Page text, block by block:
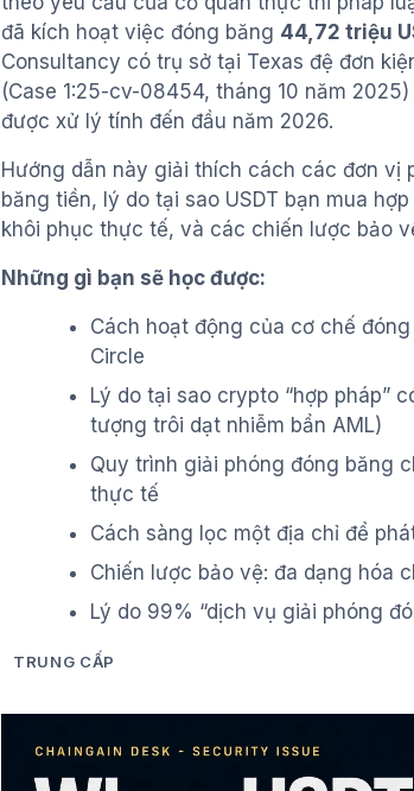
đã kích hoạt việc đóng băng 44,72 triệu
Consultancy có trụ sở tại Texas đệ đơn
(Case 1:25-cv-08454, tháng 10 năm
được xử lý tính đến đầu năm 2026.
Hướng dẫn này giải thích cách các đơn
băng tiền, lý do tại sao USDT bạn mua
khôi phục thực tế, và các chiến lược bảo
Những gì bạn sẽ học được:
Cách hoạt động của cơ chế
Circle
Lý do tại sao crypto “hợp pháp”
tượng trôi dạt nhiễm bẩn AML)
Quy trình giải phóng đóng băng
thực tế
Cách sàng lọc một địa chỉ để
Chiến lược bảo vệ: đa dạng hóa
Lý do 99% “dịch vụ giải phóng
TRUNG CẤP